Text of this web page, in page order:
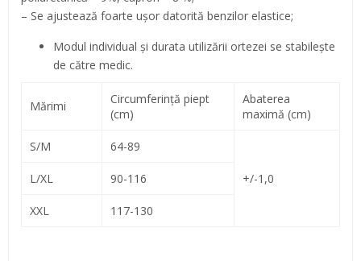
– Se ajustează foarte uşor datorită benzilor elastice;
Modul individual şi durata utilizării ortezei se stabileşte
de către medic.
Mărimi
Circumferinţă piept
(cm)
Abaterea
maximă (cm)
S/M 64-89
+/-1,0
L/XL 90-116
XXL 117-130